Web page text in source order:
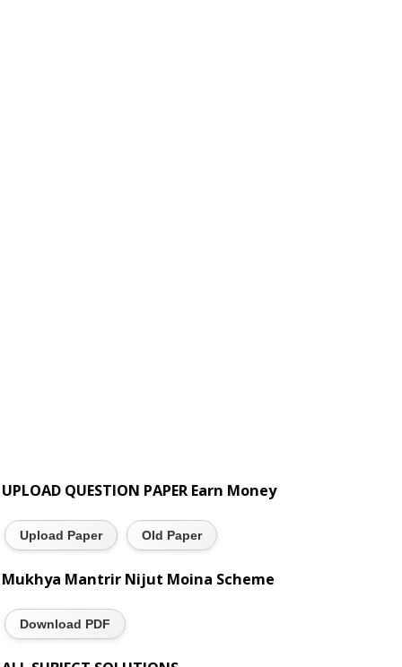
UPLOAD QUESTION PAPER Earn Money
Upload Paper Old Paper
Mukhya Mantrir Nijut Moina Scheme
Download PDF